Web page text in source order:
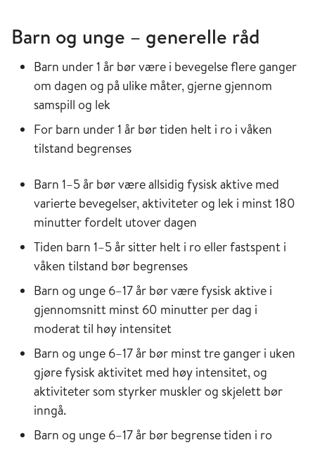
Barn og unge – generelle råd
Barn under 1 år bør være i bevegelse flere ganger
om dagen og på ulike måter, gjerne gjennom
samspill og lek
For barn under 1 år bør tiden helt i ro i våken
tilstand begrenses
Barn 1–5 år bør være allsidig fysisk aktive med
varierte bevegelser, aktiviteter og lek i minst 180
minutter fordelt utover dagen
Tiden barn 1–5 år sitter helt i ro eller fastspent i
våken tilstand bør begrenses
Barn og unge 6–17 år bør være fysisk aktive i
gjennomsnitt minst 60 minutter per dag i
moderat til høy intensitet
Barn og unge 6–17 år bør minst tre ganger i uken
gjøre fysisk aktivitet med høy intensitet, og
aktiviteter som styrker muskler og skjelett bør
inngå.
Barn og unge 6–17 år bør begrense tiden i ro